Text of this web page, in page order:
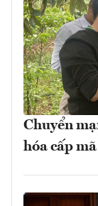
Chuyển
hóa cấp